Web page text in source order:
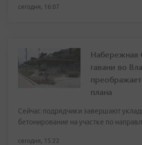
сегодня, 16:07
Набережная
гавани во
плана
Сейчас подрядчики завершают
бетонирование на участке по
сегодня, 15:22